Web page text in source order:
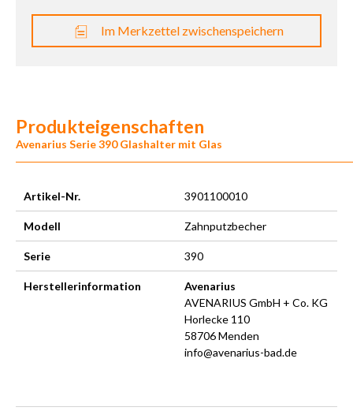
Im Merkzettel zwischenspeichern
Produkteigenschaften
Avenarius Serie 390 Glashalter mit Glas
Artikel-Nr. 3901100010
Modell Zahnputzbecher
Serie 390
Herstellerinformation
Avenarius
AVENARIUS GmbH + Co. KG
Horlecke 110
58706 Menden
info@avenarius-bad.de